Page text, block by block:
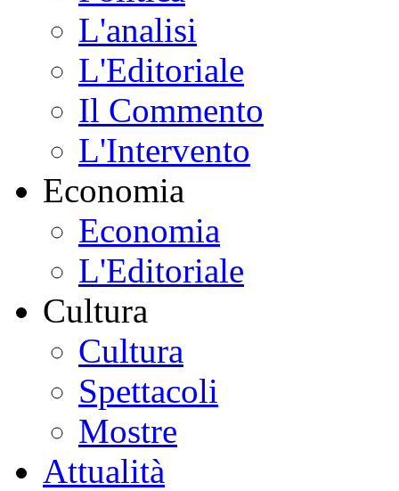
L'analisi
L'Editoriale
Il Commento
L'Intervento
Economia
Economia
L'Editoriale
Cultura
Cultura
Spettacoli
Mostre
Attualità